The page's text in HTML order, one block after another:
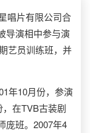
唱片有限公司合
导演相中参与演
艺员训练班，并
年10月份，参演
在TVB古装剧
庞班。2007年4